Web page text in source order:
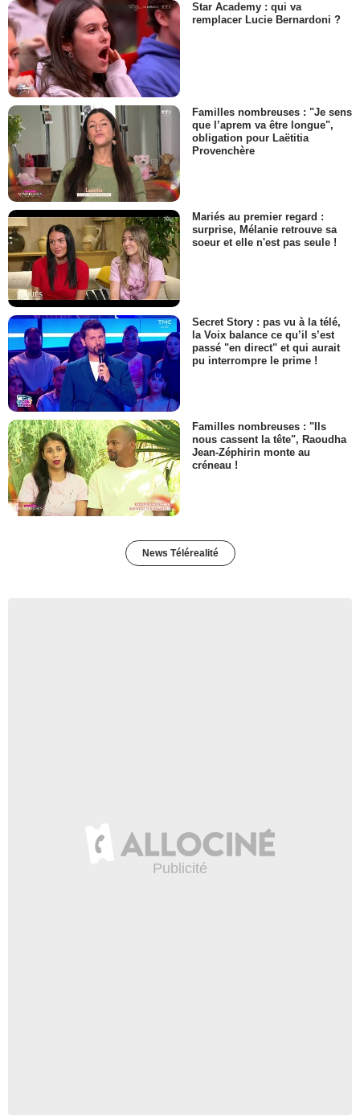
Star Academy : qui va
remplacer Lucie Bernardoni ?
Familles nombreuses : "Je sens
que l’aprem va être longue",
obligation pour Laëtitia
Provenchère
Mariés au premier regard :
surprise, Mélanie retrouve sa
soeur et elle n'est pas seule !
Secret Story : pas vu à la télé,
la Voix balance ce qu’il s’est
passé "en direct" et qui aurait
pu interrompre le prime !
Familles nombreuses : "Ils
nous cassent la tête", Raoudha
Jean-Zéphirin monte au
créneau !
News Télérealité